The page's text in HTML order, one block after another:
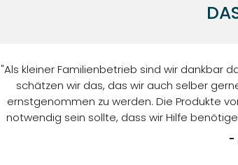
"Als kleiner Familienbetrieb sind wir dankbar
schätzen wir das, das wir auch selber
ernstgenommen zu werden. Die Produkte
notwendig sein sollte, dass wir Hilfe
-